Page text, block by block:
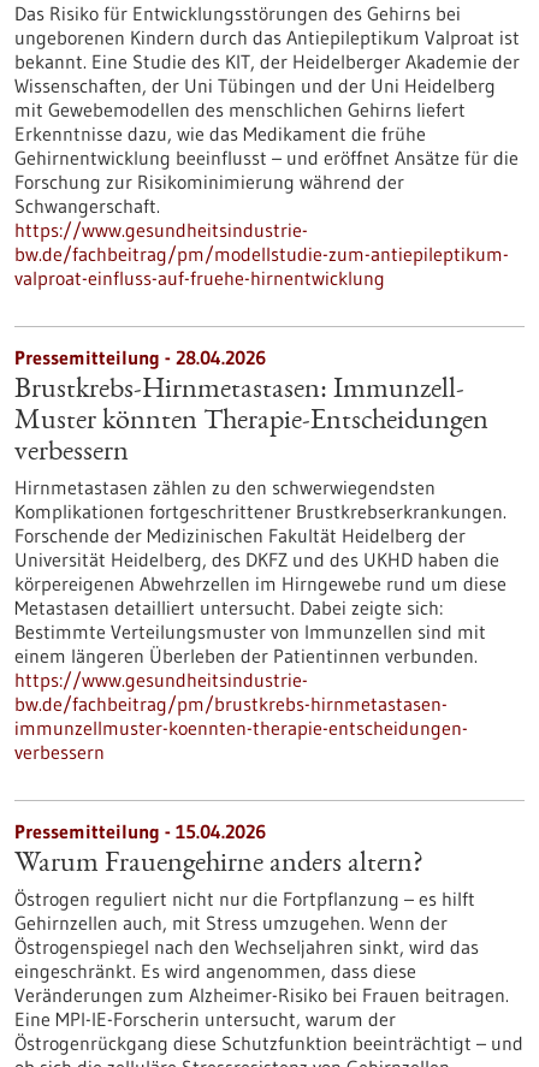
Das Risiko für Entwicklungsstörungen des Gehirns bei
ungeborenen Kindern durch das Antiepileptikum Valproat ist
bekannt. Eine Studie des KIT, der Heidelberger Akademie der
Wissenschaften, der Uni Tübingen und der Uni Heidelberg
mit Gewebemodellen des menschlichen Gehirns liefert
Erkenntnisse dazu, wie das Medikament die frühe
Gehirnentwicklung beeinflusst – und eröffnet Ansätze für die
Forschung zur Risikominimierung während der
Schwangerschaft.
https://www.gesundheitsindustrie-
bw.de/fachbeitrag/pm/modellstudie-zum-antiepileptikum-
valproat-einfluss-auf-fruehe-hirnentwicklung
Pressemitteilung - 28.04.2026
Brustkrebs-Hirnmetastasen: Immunzell-
Muster könnten Therapie-Entscheidungen
verbessern
Hirnmetastasen zählen zu den schwerwiegendsten
Komplikationen fortgeschrittener Brustkrebserkrankungen.
Forschende der Medizinischen Fakultät Heidelberg der
Universität Heidelberg, des DKFZ und des UKHD haben die
körpereigenen Abwehrzellen im Hirngewebe rund um diese
Metastasen detailliert untersucht. Dabei zeigte sich:
Bestimmte Verteilungsmuster von Immunzellen sind mit
einem längeren Überleben der Patientinnen verbunden.
https://www.gesundheitsindustrie-
bw.de/fachbeitrag/pm/brustkrebs-hirnmetastasen-
immunzellmuster-koennten-therapie-entscheidungen-
verbessern
Pressemitteilung - 15.04.2026
Warum Frauengehirne anders altern?
Östrogen reguliert nicht nur die Fortpflanzung – es hilft
Gehirnzellen auch, mit Stress umzugehen. Wenn der
Östrogenspiegel nach den Wechseljahren sinkt, wird das
eingeschränkt. Es wird angenommen, dass diese
Veränderungen zum Alzheimer-Risiko bei Frauen beitragen.
Eine MPI-IE-Forscherin untersucht, warum der
Östrogenrückgang diese Schutzfunktion beeinträchtigt – und